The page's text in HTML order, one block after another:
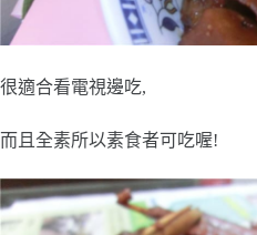
很適合看電視邊吃,
而且全素所以素食者可吃喔!